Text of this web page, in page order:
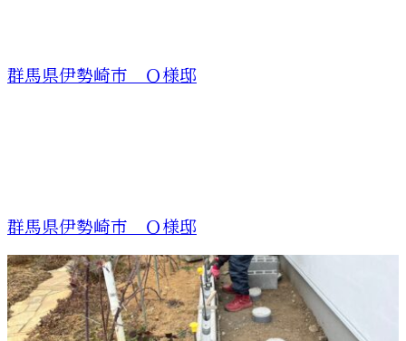
群馬県伊勢崎市 Ｏ様邸
群馬県伊勢崎市 Ｏ様邸